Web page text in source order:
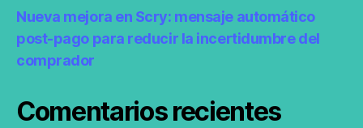
Nueva mejora en Scry: mensaje automático
post-pago para reducir la incertidumbre del
comprador
Comentarios recientes